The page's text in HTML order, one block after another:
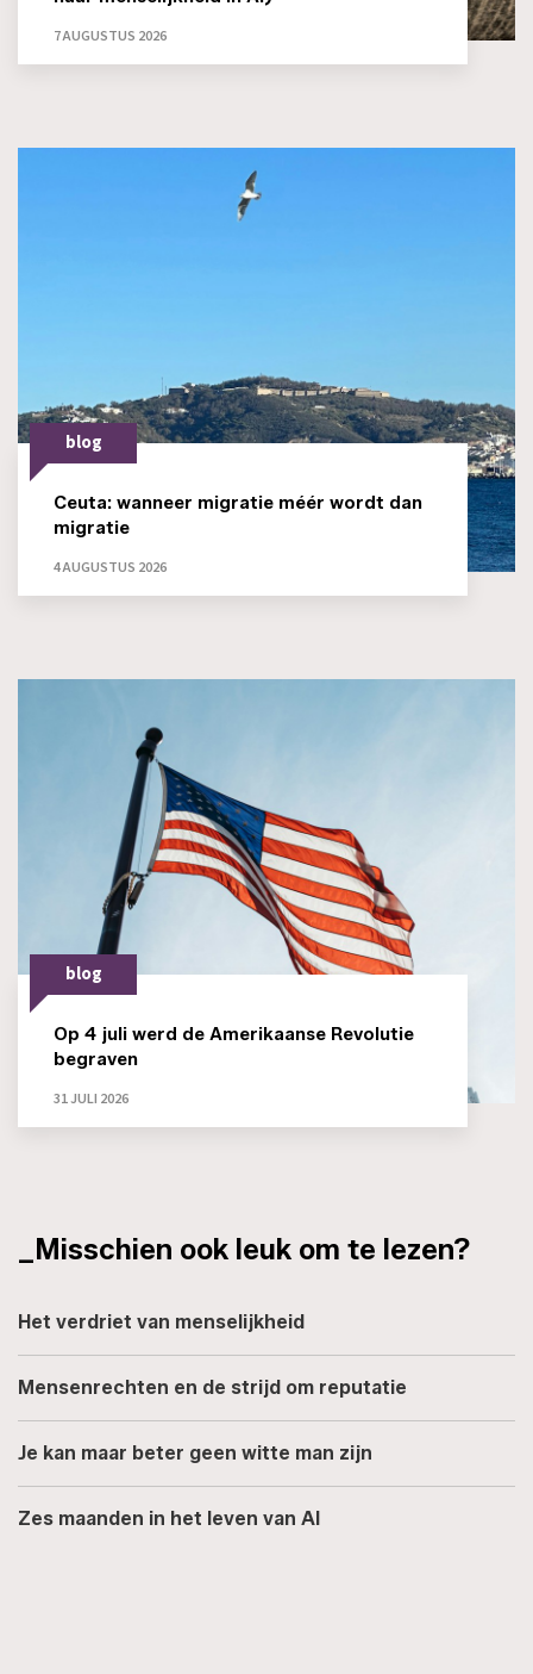
7 AUGUSTUS 2026
blog
Ceuta: wanneer migratie méér wordt dan
migratie
4 AUGUSTUS 2026
blog
Op 4 juli werd de Amerikaanse Revolutie
begraven
31 JULI 2026
_Misschien ook leuk om te lezen?
Het verdriet van menselijkheid
Mensenrechten en de strijd om reputatie
Je kan maar beter geen witte man zijn
Zes maanden in het leven van AI